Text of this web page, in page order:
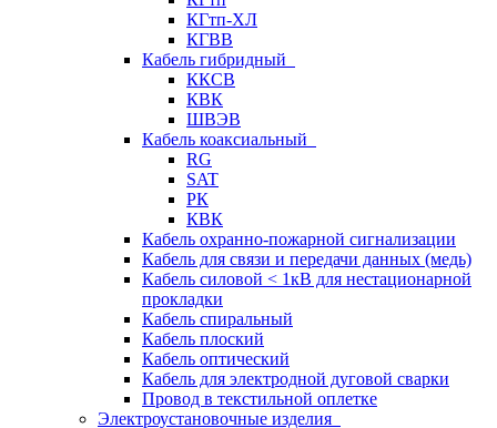
КГтп-ХЛ
КГВВ
Кабель гибридный
ККСВ
КВК
ШВЭВ
Кабель коаксиальный
RG
SAT
РК
КВК
Кабель охранно-пожарной сигнализации
Кабель для связи и передачи данных (медь)
Кабель силовой < 1кВ для нестационарной
прокладки
Кабель спиральный
Кабель плоский
Кабель оптический
Кабель для электродной дуговой сварки
Провод в текстильной оплетке
Электроустановочные изделия